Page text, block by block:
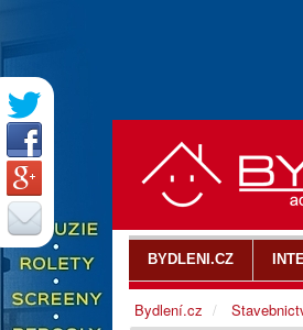
BYDLENI.CZ
Bydlení.cz